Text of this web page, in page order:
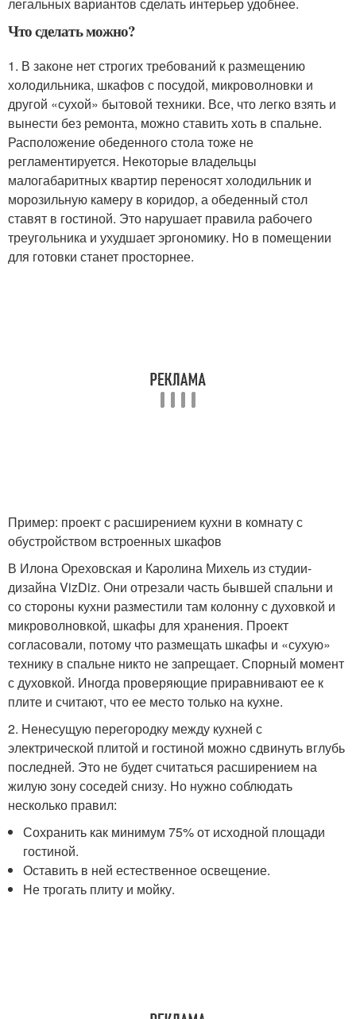
легальных вариантов сделать интерьер удобнее.
Что сделать можно?
1. В законе нет строгих требований к размещению
холодильника, шкафов с посудой, микроволновки и
другой «сухой» бытовой техники. Все, что легко взять и
вынести без ремонта, можно ставить хоть в спальне.
Расположение обеденного стола тоже не
регламентируется. Некоторые владельцы
малогабаритных квартир переносят холодильник и
морозильную камеру в коридор, а обеденный стол
ставят в гостиной. Это нарушает правила рабочего
треугольника и ухудшает эргономику. Но в помещении
для готовки станет просторнее.
Пример: проект с расширением кухни в комнату с
обустройством встроенных шкафов
В Илона Ореховская и Каролина Михель из студии-
дизайна VizDiz. Они отрезали часть бывшей спальни и
со стороны кухни разместили там колонну с духовкой и
микроволновкой, шкафы для хранения. Проект
согласовали, потому что размещать шкафы и «сухую»
технику в спальне никто не запрещает. Спорный момент
с духовкой. Иногда проверяющие приравнивают ее к
плите и считают, что ее место только на кухне.
2. Ненесущую перегородку между кухней с
электрической плитой и гостиной можно сдвинуть вглубь
последней. Это не будет считаться расширением на
жилую зону соседей снизу. Но нужно соблюдать
несколько правил:
Сохранить как минимум 75% от исходной площади
гостиной.
Оставить в ней естественное освещение.
Не трогать плиту и мойку.